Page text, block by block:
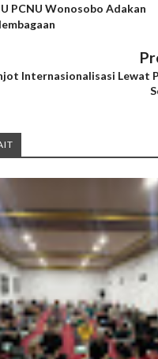
PCNU Wonosobo Adakan
Internasionalisasi Lewat